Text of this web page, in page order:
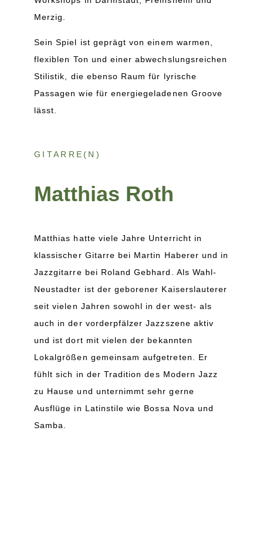
Merzig.
Sein Spiel ist geprägt von einem warmen,
flexiblen Ton und einer abwechslungsreichen
Stilistik, die ebenso Raum für lyrische
Passagen wie für energiegeladenen Groove
lässt.
GITARRE(N)
Matthias Roth
Matthias hatte viele Jahre Unterricht in
klassischer Gitarre bei Martin Haberer und in
Jazzgitarre bei Roland Gebhard. Als Wahl-
Neustadter ist der geborener Kaiserslauterer
seit vielen Jahren sowohl in der west- als
auch in der vorderpfälzer Jazzszene aktiv
und ist dort mit vielen der bekannten
Lokalgrößen gemeinsam aufgetreten. Er
fühlt sich in der Tradition des Modern Jazz
zu Hause und unternimmt sehr gerne
Ausflüge in Latinstile wie Bossa Nova und
Samba.